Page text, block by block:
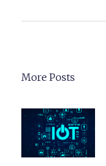
More Posts